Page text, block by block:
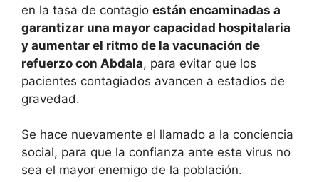
en la tasa de contagio están encaminadas a
garantizar una mayor capacidad hospitalaria
y aumentar el ritmo de la vacunación de
refuerzo con Abdala, para evitar que los
pacientes contagiados avancen a estadios de
gravedad.
Se hace nuevamente el llamado a la conciencia
social, para que la confianza ante este virus no
sea el mayor enemigo de la población.